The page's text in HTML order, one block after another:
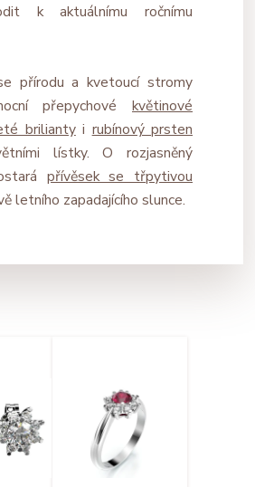
k aktuálnímu ročnímu
přírodu a kvetoucí stromy
přepychové květinové
briliantyirubínový prsten
lístky. O rozjasněný
přívěsek se třpytivou
letního zapadajícího slunce.